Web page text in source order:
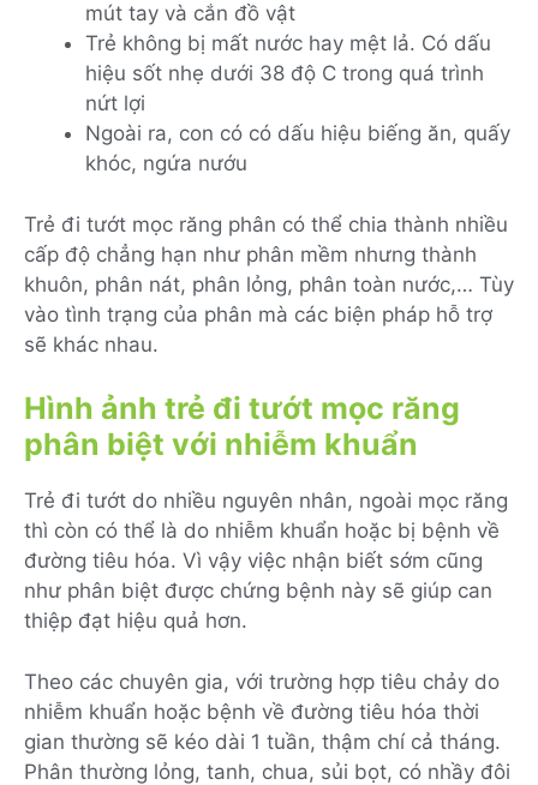
mút tay và cắn đồ vật
Trẻ không bị mất nước hay mệt lả. Có dấu
hiệu sốt nhẹ dưới 38 độ C trong quá trình
nứt lợi
Ngoài ra, con có có dấu hiệu biếng ăn, quấy
khóc, ngứa nướu
Trẻ đi tướt mọc răng phân có thể chia thành nhiều
cấp độ chẳng hạn như phân mềm nhưng thành
khuôn, phân nát, phân lỏng, phân toàn nước,… Tùy
vào tình trạng của phân mà các biện pháp hỗ trợ
sẽ khác nhau.
Hình ảnh trẻ đi tướt mọc răng
phân biệt với nhiễm khuẩn
Trẻ đi tướt do nhiều nguyên nhân, ngoài mọc răng
thì còn có thể là do nhiễm khuẩn hoặc bị bệnh về
đường tiêu hóa. Vì vậy việc nhận biết sớm cũng
như phân biệt được chứng bệnh này sẽ giúp can
thiệp đạt hiệu quả hơn.
Theo các chuyên gia, với trường hợp tiêu chảy do
nhiễm khuẩn hoặc bệnh về đường tiêu hóa thời
gian thường sẽ kéo dài 1 tuần, thậm chí cả tháng.
Phân thường lỏng, tanh, chua, sủi bọt, có nhầy đôi